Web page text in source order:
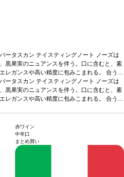
ータスカン テイスティングノート ノーズは
黒果実のニュアンスを伴う。口に含むと、素
レガンスや高い精度に包みこまれる。 合う料
相性葡萄品種カベルネ・ソーヴィニヨン 5
ー 20%、プティ・ヴェルド 5%*本ヴィンテ
格が同様の場合は自動的に次のヴィンテージ
ータスカン テイスティングノート ノーズは
黒果実のニュアンスを伴う。口に含むと、素
レガンスや高い精度に包みこまれる。 合う料
格が同様の場合は自動的に次のヴィンテージ
赤ワイン
中辛口
まとめ買い